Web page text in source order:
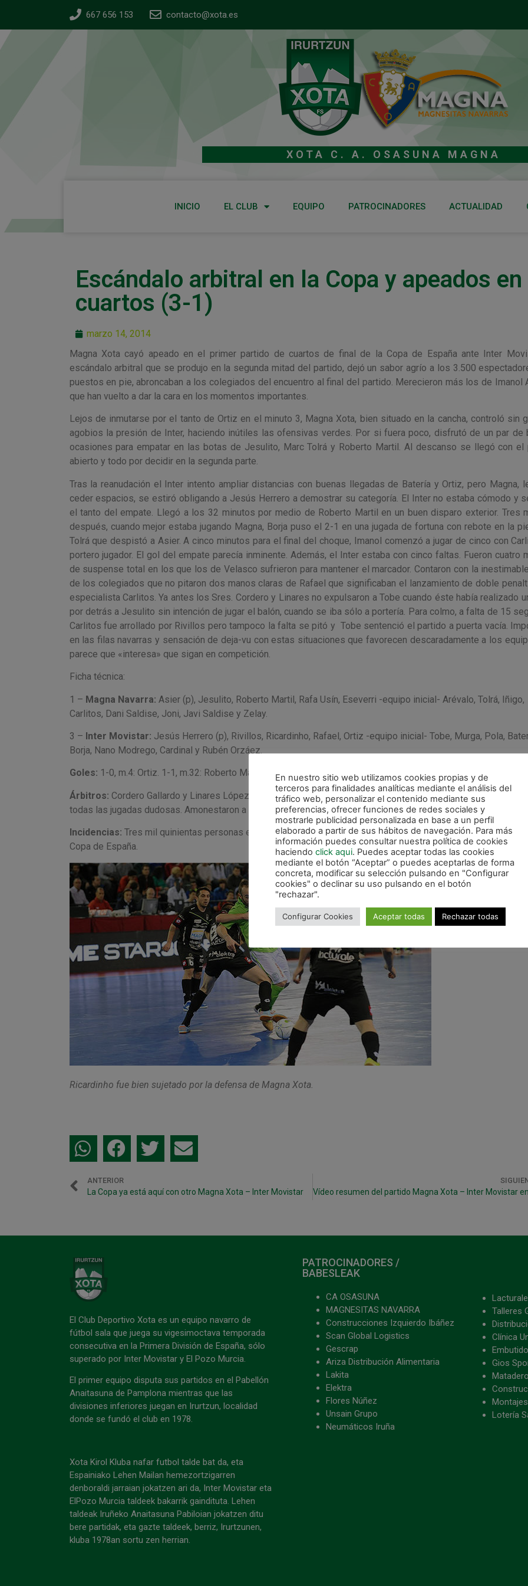
667 656 153 contacto@xota.es
XOTA C. A. OSASUNA MAGNA
INICIO EL CLUB EQUIPO PATROCINADORES ACTUALIDAD
Escándalo arbitral en la Copa y apeados en
cuartos (3-1)
marzo 14, 2014
Magna Xota cayó apeado en el primer partido de cuartos de final de la Copa de España ante Inter
escándalo arbitral que se produjo en la segunda mitad del partido, dejó un sabor agrío a los 3.500
puestos en pie, abroncaban a los colegiados del encuentro al final del partido. Merecieron más los de Imanol
que han vuelto a dar la cara en los momentos importantes.
Lejos de inmutarse por el tanto de Ortiz en el minuto 3, Magna Xota, bien situado en la cancha, controló sin
agobios la presión de Inter, haciendo inútiles las ofensivas verdes. Por si fuera poco, disfrutó de un par de
ocasiones para empatar en las botas de Jesulito, Marc Tolrá y Roberto Martil. Al descanso se llegó con el
abierto y todo por decidir en la segunda parte.
Tras la reanudación el Inter intento ampliar distancias con buenas llegadas de Batería y Ortiz, pero Magna,
ceder espacios, se estiró obligando a Jesús Herrero a demostrar su categoría. El Inter no estaba cómodo y
el tanto del empate. Llegó a los 32 minutos por medio de Roberto Martil en un buen disparo exterior. Tres
después, cuando mejor estaba jugando Magna, Borja puso el 2-1 en una jugada de fortuna con rebote en la
Tolrá que despistó a Asier. A cinco minutos para el final del choque, Imanol comenzó a jugar de cinco con
portero jugador. El gol del empate parecía inminente. Además, el Inter estaba con cinco faltas. Fueron cuatro
de suspense total en los que los de Velasco sufrieron para mantener el marcador. Contaron con la
de los colegiados que no pitaron dos manos claras de Rafael que significaban el lanzamiento de doble
especialista Carlitos. Ya antes los Sres. Cordero y Linares no expulsaron a Tobe cuando éste había realizado
por detrás a Jesulito sin intención de jugar el balón, cuando se iba sólo a portería. Para colmo, a falta de 15
Carlitos fue arrollado por Rivillos pero tampoco la falta se pitó y Tobe sentenció el partido a puerta vacía.
en las filas navarras y sensación de deja-vu con estas situaciones que favorecen descaradamente a los
parece que «interesa» que sigan en competición.
Ficha técnica:
1 – Magna Navarra: Asier (p), Jesulito, Roberto Martil, Rafa Usín, Eseverri -equipo inicial- Arévalo, Tolrá, Iñigo,
Carlitos, Dani Saldise, Joni, Javi Saldise y Zelay.
3 – Inter Movistar: Jesús Herrero (p), Rivillos, Ricardinho, Rafael, Ortiz -equipo inicial- Tobe, Murga, Pola,
Borja, Nano Modrego, Cardinal y Rubén Orzáez.
Goles: 1-0, m.4: Ortiz. 1-1, m.32: Roberto Martíl. 2-1, m.35: Borja. 3-1, m.40: Tobe.
Árbitros: Cordero Gallardo y Linares López. La Copa les vino grande. Acobardados, favorecieron a Inter
todas las jugadas dudosas. Amonestaron a Tobe y Rafael, del Inter Movistar; y a Rafa Usín y Asier del Magna
Incidencias: Tres mil quinientas personas en el Palacio de los Deportes en el primer partido de cuartos de
Copa de España.
Ricardinho fue bien sujetado por la defensa de Magna Xota.
ANTERIOR
La Copa ya está aquí con otro Magna Xota – Inter Movistar
El Club Deportivo Xota es un equipo navarro de
fútbol sala que juega su vigesimoctava temporada
consecutiva en la Primera División de España, sólo
superado por Inter Movistar y El Pozo Murcia.
El primer equipo disputa sus partidos en el Pabellón
Anaitasuna de Pamplona mientras que las
divisiones inferiores juegan en Irurtzun, localidad
donde se fundó el club en 1978.
Xota Kirol Kluba nafar futbol talde bat da, eta
Espainiako Lehen Mailan hemezortzigarren
denboraldi jarraian jokatzen ari da, Inter Movistar eta
ElPozo Murcia taldeek bakarrik gaindituta. Lehen
taldeak Iruñeko Anaitasuna Pabiloian jokatzen ditu
bere partidak, eta gazte taldeek, berriz, Irurtzunen,
kluba 1978an sortu zen herrian.
PATROCINADORES /
BABESLEAK
CA OSASUNA
MAGNESITAS NAVARRA
Construcciones Izquierdo Ibáñez
Scan Global Logistics
Gescrap
Ariza Distribución Alimentaria
Lakita
Elektra
Flores Núñez
Unsain Grupo
Neumáticos Iruña
Lacturale
Talleres
Clínica
Gios
Lotería
En nuestro sitio web utilizamos cookies propias y de
terceros para finalidades analíticas mediante el análisis del
tráfico web, personalizar el contenido mediante sus
preferencias, ofrecer funciones de redes sociales y
mostrarle publicidad personalizada en base a un perfil
elaborado a partir de sus hábitos de navegación. Para más
información puedes consultar nuestra política de cookies
haciendo click aqui. Puedes aceptar todas las cookies
mediante el botón “Aceptar” o puedes aceptarlas de forma
concreta, modificar su selección pulsando en "Configurar
cookies" o declinar su uso pulsando en el botón
"rechazar".
Configurar Cookies Aceptar todas Rechazar todas